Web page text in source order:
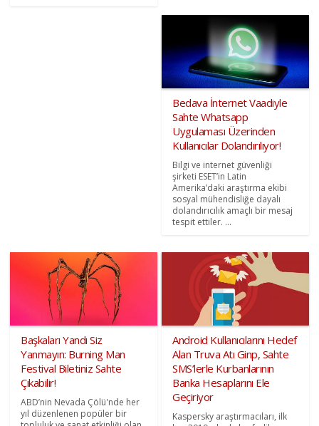
Bedava İnternet Vaadiyle
Sahte Whatsapp
Uygulaması Üzerinden
Kullanıcılar Dolandırılıyor!
Bilgi ve internet güvenliği
şirketi ESET’in Latin
Amerika’daki araştırma ekibi
sosyal mühendisliğe dayalı
dolandırıcılık amaçlı bir mesaj
tespit ettiler. ...
Başkaları Yandı Siz
Yanmayın: Burning Man
Festival Biletiniz Sahte
Çıkabilir!
ABD’nin Nevada Çölü'nde her
yıl düzenlenen popüler bir
Android Kullanıcılarını Hedef
Alan Truva Atı Ginp, Sahte
SMS’lerle Kurbanlarının
Banka Hesaplarını Ele
Geçiriyor
Kaspersky araştırmacıları, ilk